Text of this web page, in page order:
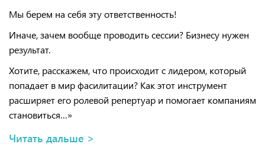
Мы берем на себя эту ответственность!
Иначе, зачем вообще проводить сессии? Бизнесу нужен
результат.
Хотите, расскажем, что происходит с лидером, который
попадает в мир фасилитации? Как этот инструмент
расширяет его ролевой репертуар и помогает компаниям
становиться…»
Читать дальше >